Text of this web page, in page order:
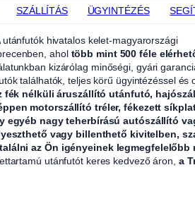
SZÁLLÍTÁS ÜGYINTÉZÉS
utánfutók hivatalos kelet-magyarországi
ahol több mint 500 féle
kizárólag minőségi, gyári
találhatók, teljes körű ügyintézéssel és
fék nélküli áruszállító utánfutó,
motorszállító tréler, fékezett
egyéb nagy teherbírású autószállító
vagy billenthető kivitelben,
az Ön igényeinek legmegfelelőbb
utánfutót keres kedvező áron, a